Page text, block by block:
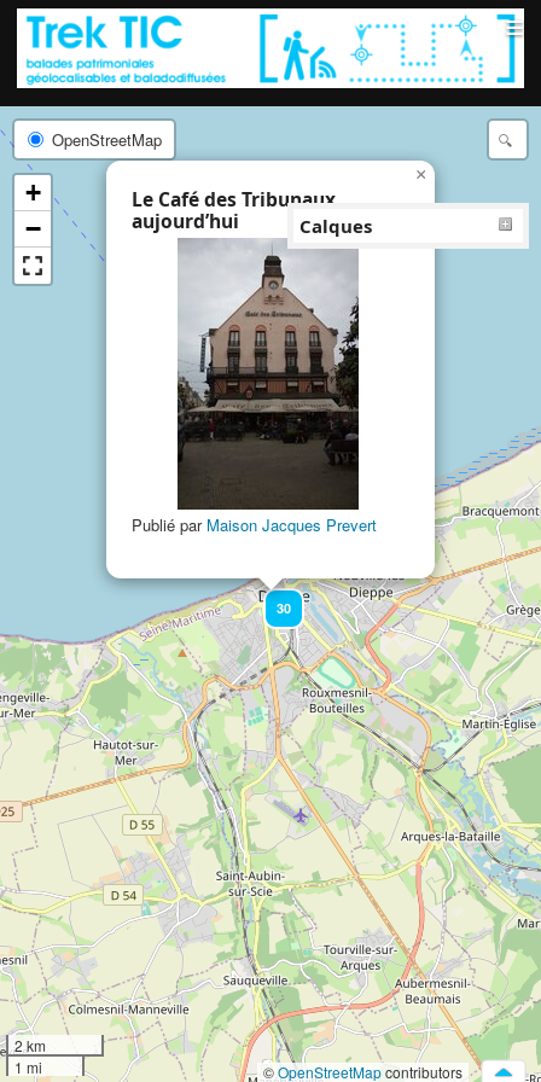
≡
30
Le Café des Tribunaux
aujourd’hui
Publié par Maison Jacques Prevert
×
OpenStreetMap
+
−
Calques
2 km
1 mi
©OpenStreetMapcontributors